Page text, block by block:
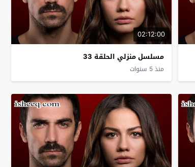
02:12:00
مسلسل منزلي الحلقة 33
منذ 5 سنوات